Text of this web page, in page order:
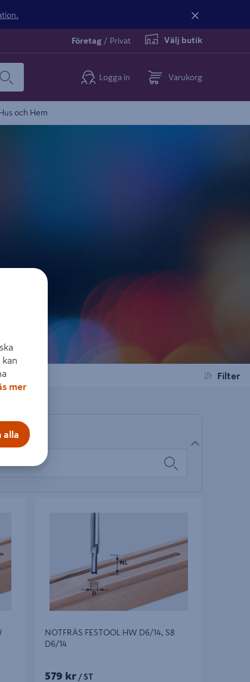
Företag / Privat Välj butik
Logga in Varukorg
och Hem
Filter
NOTFRÄS FESTOOL HW D6/14, S8
D6/14
579 kr / ST
mer
alla